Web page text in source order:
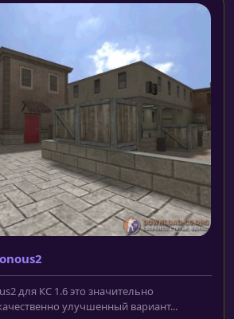
для КС 1.6 это значительно
улучшенный вариант...